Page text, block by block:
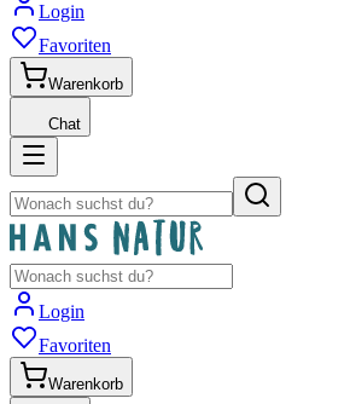
Login
Favoriten
Warenkorb
Chat
Login
Favoriten
Warenkorb